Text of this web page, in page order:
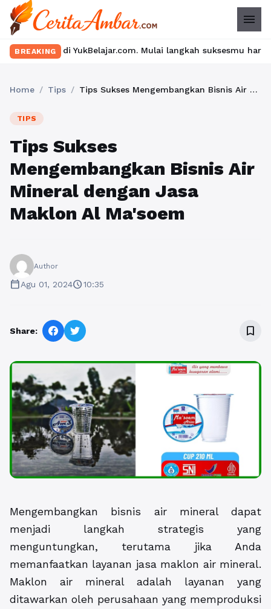
menu
BREAKING Mulai langkah suksesmu hari ini! • Mau
Home / Tips / Tips Sukses Mengembangkan Bisnis Air Mineral dengan Jasa Maklon Al Ma'soem
TIPS
Tips Sukses
Mengembangkan Bisnis Air
Mineral dengan Jasa
Maklon Al Ma'soem
Author
calendar_todayAgu 01, 2024schedule10:35
Share: bookmark_border
Mengembangkan bisnis air mineral dapat
menjadi langkah strategis yang
menguntungkan, terutama jika Anda
memanfaatkan layanan jasa maklon air mineral.
Maklon air mineraladalah layanan yang
ditawarkan oleh perusahaan yang memproduksi